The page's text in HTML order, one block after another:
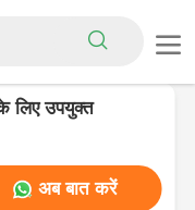
लिए उपयुक्त
अब बात करें